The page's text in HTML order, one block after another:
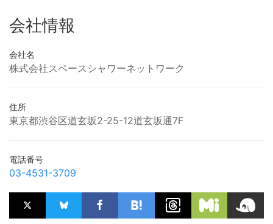
会社情報
会社名
株式会社スペースシャワーネットワーク
住所
東京都渋谷区道玄坂2-25-12道玄坂通7F
電話番号
03-4531-3709